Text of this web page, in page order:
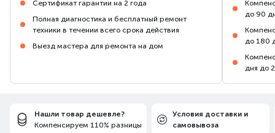
Сертификат гарантии на 2 года
Полная диагностика и бесплатный ремонт
техники в течении всего срока действия
Выезд мастера для ремонта на дом
до 90
до 180
дня до
Нашли товар дешевле?
Компенсируем 110% разницы
Условия доставки и
самовывоза